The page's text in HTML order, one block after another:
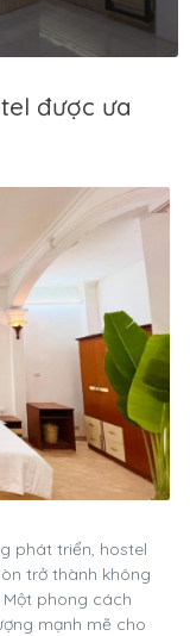
được ưa
phát triển, hostel
trở thành không
phong cách
mạnh mẽ cho